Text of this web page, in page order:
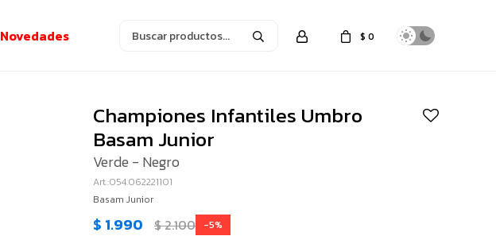
Novedades $ 0
Championes Infantiles Umbro
Basam Junior
Verde - Negro
054.062221101
Basam Junior
$ 1.990 $2.100 5